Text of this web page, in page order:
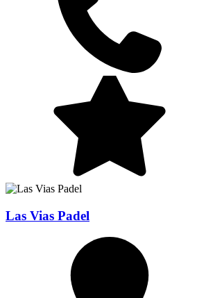
Las Vias Padel